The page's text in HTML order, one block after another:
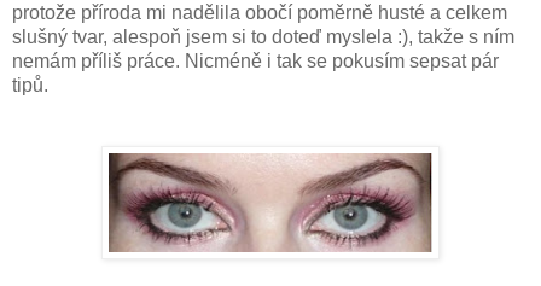
protože příroda mi nadělila obočí poměrně husté a celkem
slušný tvar, alespoň jsem si to doteď myslela :), takže s ním
nemám příliš práce. Nicméně i tak se pokusím sepsat pár
tipů.